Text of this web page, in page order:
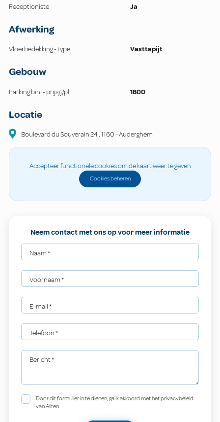
Receptioniste
Ja
Afwerking
Vloerbedekking - type Vasttapijt
Gebouw
Parking bin. - prijs/j/pl 1800
Locatie
Boulevard du Souverain24,1160-Auderghem
Accepteer functionele cookies om de kaart weer te geven
Cookies beheren
Neem contact met ons op voor meer informatie
Naam*
Voornaam*
E-mail*
Telefoon*
Bericht*
Door dit formulier in te dienen, ga ik akkoord met het privacybeleid
van Allten.